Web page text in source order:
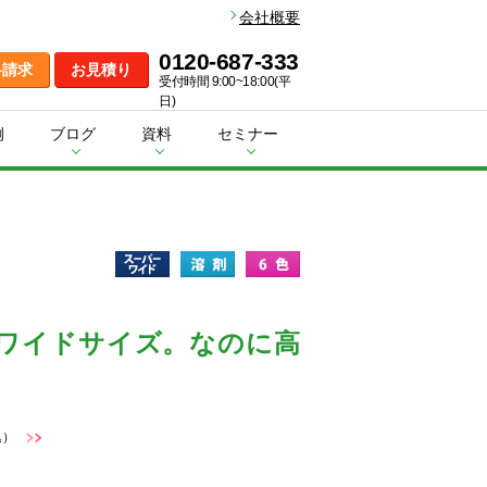
会社概要
求 お見積り 0120-687-333
受付時間 9:00~18:00(平
日)
ブログ 資料 セミナー
イドサイズ。なのに高